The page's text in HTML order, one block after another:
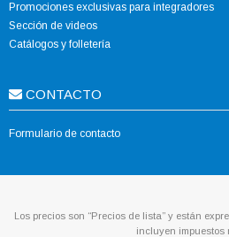
Promociones exclusivas para integradores
Sección de videos
Catálogos y folletería
CONTACTO
Formulario de contacto
Los precios son “Precios de lista” y están
incluyen impuestos